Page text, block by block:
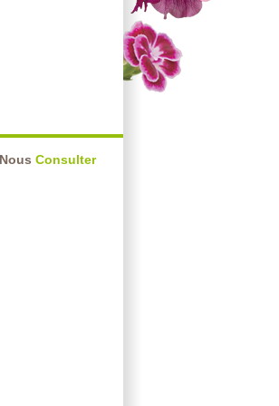
Nous Consulter